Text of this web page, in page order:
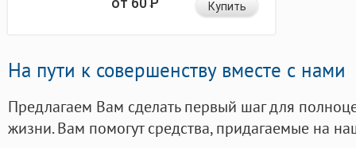
Купить
На пути к совершенству вместе с нами
Предлагаем Вам сделать первый шаг для
жизни. Вам помогут средства, придагаемые на